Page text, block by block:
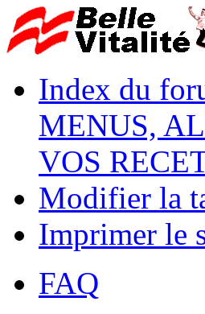
Index du
MENUS,
VOS
Modifier la
Imprimer le
FAQ